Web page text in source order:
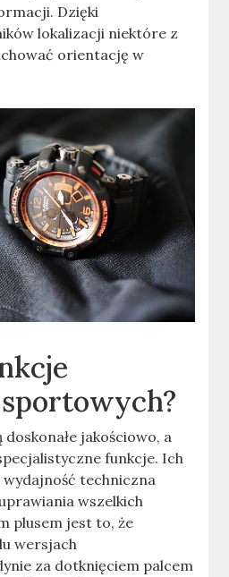
Dzięki
lokalizacji niektóre z
orientację w
jakościowo, a
funkcje. Ich
techniczna
wszelkich
plusem jest to, że
wersjach
za dotknięciem palcem